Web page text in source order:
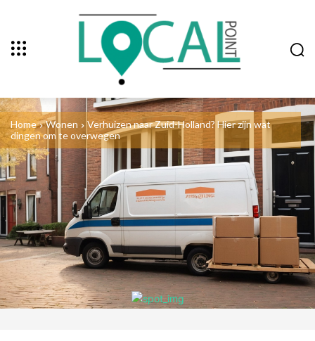
Home Wonen
Verhuizen naar Zuid-Holland? Hier zijn wat
dingen om te overwegen